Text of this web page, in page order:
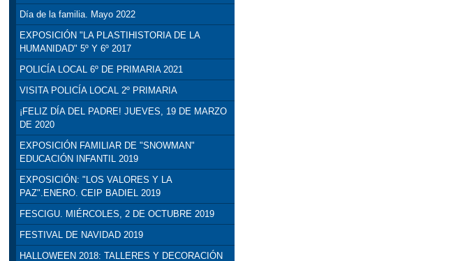
Día de la familia. Mayo 2022
EXPOSICIÓN "LA PLASTIHISTORIA DE LA
HUMANIDAD" 5º Y 6º 2017
POLICÍA LOCAL 6º DE PRIMARIA 2021
VISITA POLICÍA LOCAL 2º PRIMARIA
¡FELIZ DÍA DEL PADRE! JUEVES, 19 DE MARZO
DE 2020
EXPOSICIÓN FAMILIAR DE "SNOWMAN"
EDUCACIÓN INFANTIL 2019
EXPOSICIÓN: "LOS VALORES Y LA
PAZ".ENERO. CEIP BADIEL 2019
FESCIGU. MIÉRCOLES, 2 DE OCTUBRE 2019
FESTIVAL DE NAVIDAD 2019
HALLOWEEN 2018: TALLERES Y DECORACIÓN